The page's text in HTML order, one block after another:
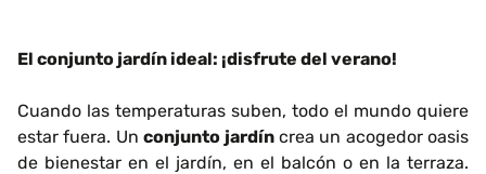
El conjunto jardín ideal: ¡disfrute del verano!
Cuando las temperaturas suben, todo el mundo quiere
estar fuera. Unconjunto jardíncrea un acogedor oasis
de bienestar en el jardín, en el balcón o en la terraza.